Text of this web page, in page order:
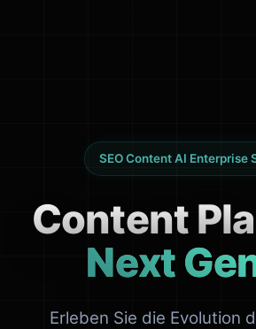
SEO Content AI Enterprise
Content
Next
Erleben Sie die Evolution